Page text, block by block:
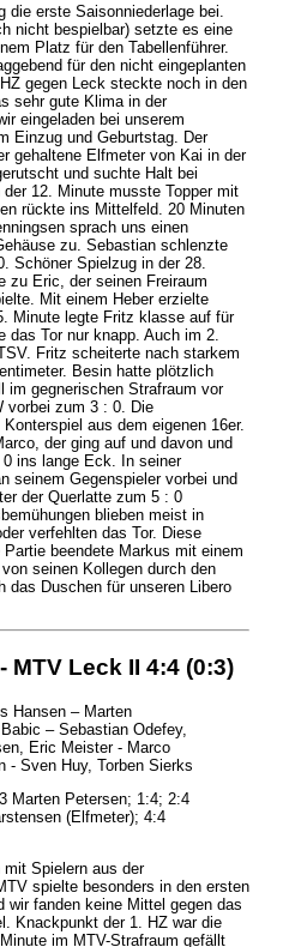
erste Saisonniederlage bei.
nicht bespielbar) setzte es eine
Platz für den Tabellenführer.
für den nicht eingeplanten
gegen Leck steckte noch in den
sehr gute Klima in der
eingeladen bei unserem
Einzug und Geburtstag. Der
gehaltene Elfmeter von Kai in der
und suchte Halt bei
12. Minute musste Topper mit
rückte ins Mittelfeld. 20 Minuten
sprach uns einen
zu. Sebastian schlenzte
Schöner Spielzug in der 28.
zu Eric, der seinen Freiraum
Mit einem Heber erzielte
Minute legte Fritz klasse auf für
Tor nur knapp. Auch im 2.
Fritz scheiterte nach starkem
Besin hatte plötzlich
im gegnerischen Strafraum vor
vorbei zum 3 : 0. Die
aus dem eigenen 16er.
der ging auf und davon und
ins lange Eck. In seiner
seinem Gegenspieler vorbei und
der Querlatte zum 5 : 0
blieben meist in
verfehlten das Tor. Diese
beendete Markus mit einem
seinen Kollegen durch den
das Duschen für unseren Libero
MTV Leck II 4:4 (0:3)
Hansen – Marten
– Sebastian Odefey,
Eric Meister - Marco
- Sven Huy, Torben Sierks
Marten Petersen; 1:4; 2:4
(Elfmeter); 4:4
Spielern aus der
spielte besonders in den ersten
wir fanden keine Mittel gegen das
Knackpunkt der 1. HZ war die
im MTV-Strafraum gefällt